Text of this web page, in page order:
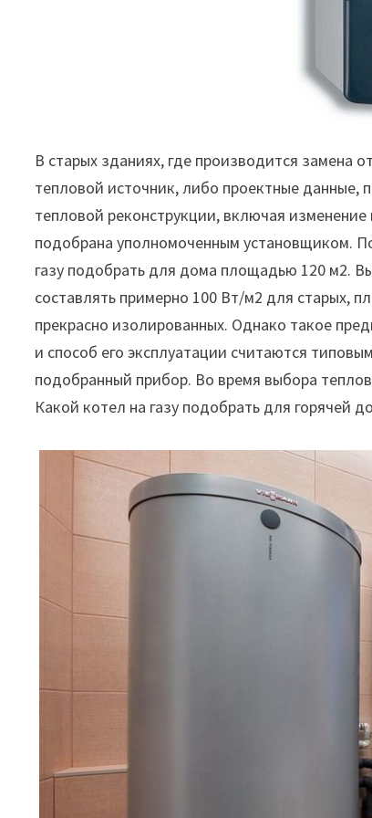
В старых зданиях, где производится замена
тепловой источник, либо проектные данные,
тепловой реконструкции, включая
подобрана уполномоченным установщиком.
газу подобрать для дома площадью 120 м2.
составлять примерно 100 Вт/м2 для старых,
прекрасно изолированных. Однако такое
и способ его эксплуатации считаются
подобранный прибор. Во время выбора
Какой котел на газу подобрать для